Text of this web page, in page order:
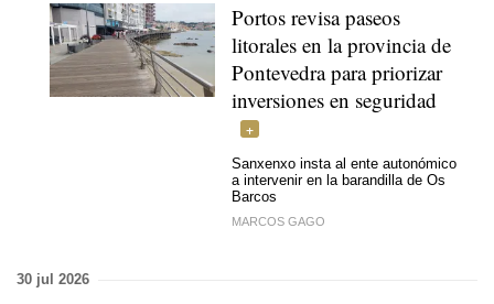
Portos revisa paseos
litorales en la provincia de
Pontevedra para priorizar
inversiones en seguridad
Sanxenxo insta al ente autonómico
a intervenir en la barandilla de Os
Barcos
MARCOS GAGO
30 jul 2026